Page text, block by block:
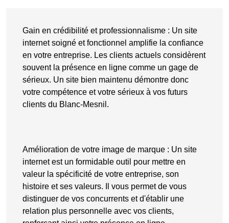
Gain en crédibilité et professionnalisme : Un site
internet soigné et fonctionnel amplifie la confiance
en votre entreprise. Les clients actuels considèrent
souvent la présence en ligne comme un gage de
sérieux. Un site bien maintenu démontre donc
votre compétence et votre sérieux à vos futurs
clients du Blanc-Mesnil.
Amélioration de votre image de marque : Un site
internet est un formidable outil pour mettre en
valeur la spécificité de votre entreprise, son
histoire et ses valeurs. Il vous permet de vous
distinguer de vos concurrents et d'établir une
relation plus personnelle avec vos clients,